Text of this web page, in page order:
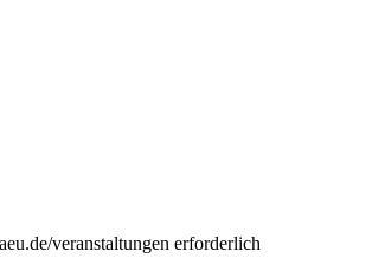
veranstaltungen erforderlich